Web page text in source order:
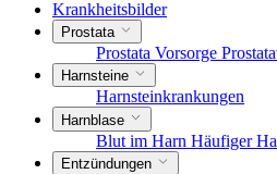
Krankheitsbilder
Prostata
Prostata Vorsorge
Harnsteine
Harnsteinkrankungen
Harnblase
Blut im Harn Häufiger
Entzündungen